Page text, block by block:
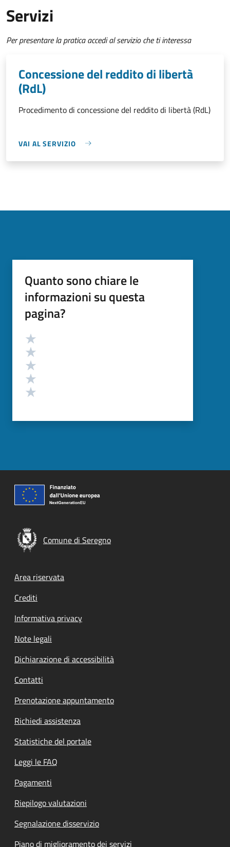
Servizi
Per presentare la pratica accedi al servizio che ti interessa
Concessione del reddito di libertà
(RdL)
Procedimento di concessione del reddito di libertà (RdL)
VAI AL SERVIZIO
Quanto sono chiare le
informazioni su questa
pagina?
Valutazione
Comune di Seregno
Footer menu
Area riservata
Crediti
Informativa privacy
Note legali
Dichiarazione di accessibilità
Contatti
Prenotazione appuntamento
Richiedi assistenza
Statistiche del portale
Leggi le FAQ
Pagamenti
Riepilogo valutazioni
Segnalazione disservizio
Piano di miglioramento dei servizi